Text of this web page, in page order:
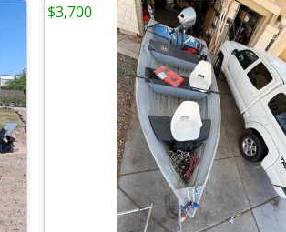
$3,700